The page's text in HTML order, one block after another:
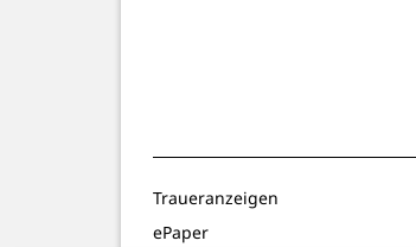
Traueranzeigen
ePaper